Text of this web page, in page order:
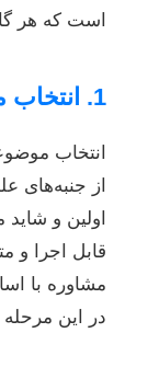
است که هر
انتخاب
از جنبه‌های
اولین و شاید
قابل اجرا و
مشاوره با
در این مرحله